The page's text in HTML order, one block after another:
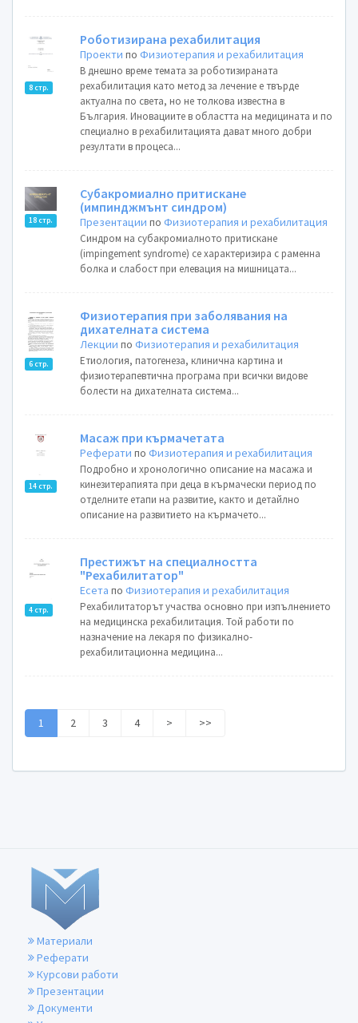
8 стр.
Роботизирана рехабилитация
Проекти поФизиотерапия и рехабилитация
В днешно време темата за роботизираната
рехабилитация като метод за лечение е твърде
актуална по света, но не толкова известна в
България. Иновациите в областта на медицината и по
специално в рехабилитацията дават много добри
резултати в процеса...
18 стр.
Субакромиално притискане
(импинджмънт синдром)
Презентации поФизиотерапия и рехабилитация
Синдром на субакромиалното притискане
(impingement syndrome) се характеризира с раменна
болка и слабост при елевация на мишницата...
6 стр.
Физиотерапия при заболявания на
дихателната система
Лекции поФизиотерапия и рехабилитация
Етиология, патогенеза, клинична картина и
физиотерапевтична програма при всички видове
болести на дихателната система...
14 стр.
Масаж при кърмачетата
Реферати поФизиотерапия и рехабилитация
Подробно и хронологично описание на масажа и
кинезитерапията при деца в кърмачески период по
отделните етапи на развитие, както и детайлно
описание на развитието на кърмачето...
4 стр.
Престижът на специалността
"Рехабилитатор"
Есета поФизиотерапия и рехабилитация
Рехабилитаторът участва основно при изпълнението
на медицинска рехабилитация. Той работи по
назначение на лекаря по физикално-
рехабилитационна медицина...
1 2 3 4 > >>
Материали
Реферати
Курсови работи
Презентации
Документи